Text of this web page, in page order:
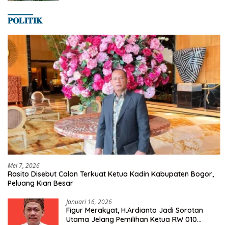
𝐏𝐎𝐋𝐈𝐓𝐈𝐊
Mei 7, 2026
Rasito Disebut Calon Terkuat Ketua Kadin Kabupaten Bogor,
Peluang Kian Besar
Januari 16, 2026
Figur Merakyat, H.Ardianto Jadi Sorotan
Utama Jelang Pemilihan Ketua RW 010